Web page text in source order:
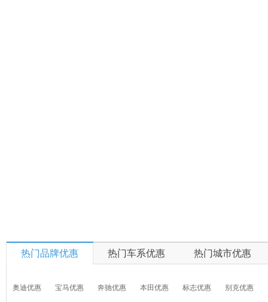
热门品牌优惠 热门车系优惠 热门城市优惠
奥迪优惠 宝马优惠 奔驰优惠 本田优惠 标志优惠 别克优惠